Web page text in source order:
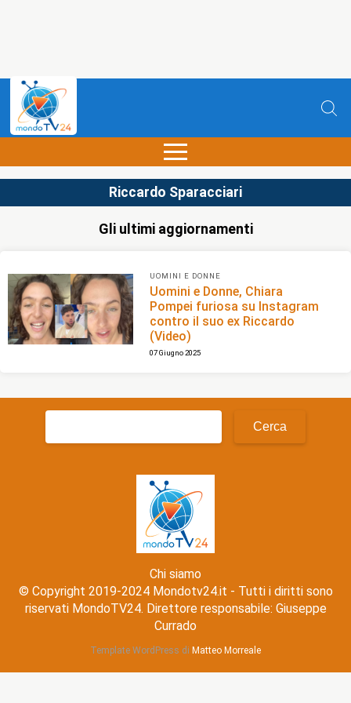
Riccardo Sparacciari
Gli ultimi aggiornamenti
UOMINI E DONNE
Uomini e Donne, Chiara
Pompei furiosa su Instagram
contro il suo ex Riccardo
(Video)
07 Giugno 2025
Ricerca
Chi siamo
© Copyright 2019-2024 Mondotv24.it - Tutti i diritti sono
riservati MondoTV24. Direttore responsabile: Giuseppe
Currado
Template WordPress di Matteo Morreale